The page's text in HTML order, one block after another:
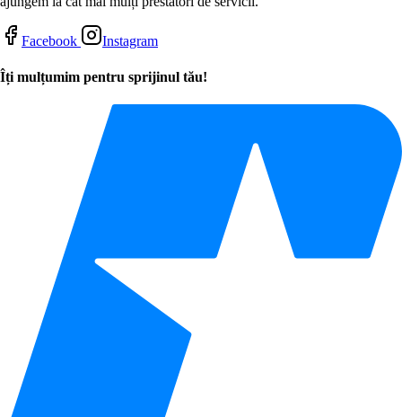
Facebook Instagram
Îți mulțumim pentru sprijinul tău!